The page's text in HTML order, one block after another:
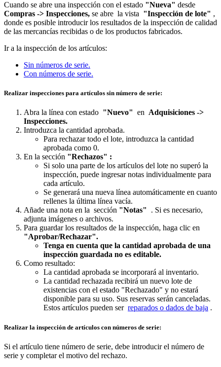
Cuando se abre una inspección con el estado "Nueva" desde
Compras -> Inspecciones, se abre la vista "Inspección de lote" ,
donde es posible introducir los resultados de la inspección de calidad
de las mercancías recibidas o de los productos fabricados.
Ir a la inspección de los artículos:
Sin números de serie.
Con números de serie.
Realizar inspecciones para artículos sin número de serie:
Abra la línea con estado "Nuevo" en Adquisiciones ->
Inspecciones.
Introduzca la cantidad aprobada.
Para rechazar todo el lote, introduzca la cantidad
aprobada como 0.
En la sección "Rechazos" :
Si solo una parte de los artículos del lote no superó la
inspección, puede ingresar notas individualmente para
cada artículo.
Se generará una nueva línea automáticamente en cuanto
rellenes la última línea vacía.
Añade una nota en la sección "Notas"
. Si es necesario,
adjunta imágenes o archivos.
Para guardar los resultados de la inspección, haga clic en
"Aprobar/Rechazar".
Tenga en cuenta que la cantidad aprobada de una
inspección guardada no es editable.
Como resultado:
La cantidad aprobada se incorporará al inventario.
La cantidad rechazada recibirá un nuevo lote de
existencias con el estado "Rechazado" y no estará
disponible para su uso. Sus reservas serán canceladas.
Estos artículos pueden ser reparados o dados de baja .
Realizar la inspección de artículos con números de serie:
Si el artículo tiene número de serie, debe introducir el número de
serie y completar el motivo del rechazo.